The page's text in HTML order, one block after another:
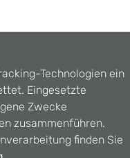
Technologien ein
Eingesetzte
Zwecke
zusammenführen.
finden Sie